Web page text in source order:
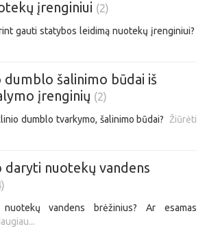
įrenginiui (2)
gauti statybos leidimą nuotekų įrenginiui?
dumblo šalinimo būdai iš
įrenginių (2)
dumblo tvarkymo, šalinimo būdai? Žiūrėti
daryti nuotekų vandens
vandens brėžinius? Ar esamas